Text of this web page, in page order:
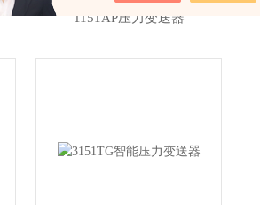
1151AP压力变送器